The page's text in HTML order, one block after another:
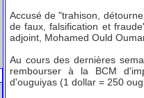
Accusé de "trahison,
de faux, falsification et
adjoint, Mohamed Ould
Au cours des dernières
rembourser à la BCM
d'ouguiyas (1 dollar = 250